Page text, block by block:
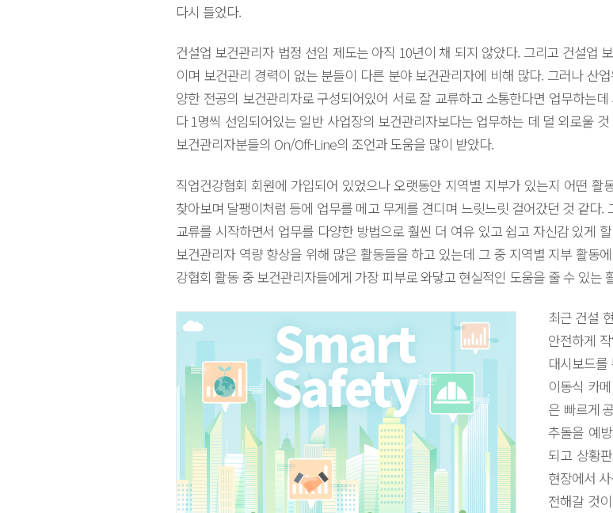
다시 들었다.
건설업 보건관리자 법정 선임 제도는 아직 10년이 채 되지 않았다. 그리고 건설업
이며 보건관리 경력이 없는 분들이 다른 분야 보건관리자에 비해 많다. 그러나 산
양한 전공의 보건관리자로 구성되어있어 서로 잘 교류하고 소통한다면 업무하는
다 1명씩 선임되어있는 일반 사업장의 보건관리자보다는 업무하는 데 덜 외로울
보건관리자분들의 On/Off-Line의 조언과 도움을 많이 받았다.
직업건강협회 회원에 가입되어 있었으나 오랫동안 지역별 지부가 있는지 어떤
찾아보며 달팽이처럼 등에 업무를 메고 무게를 견디며 느릿느릿 걸어갔던 것 같다
교류를 시작하면서 업무를 다양한 방법으로 훨씬 더 여유 있고 쉽고 자신감 있게
보건관리자 역량 향상을 위해 많은 활동들을 하고 있는데 그 중 지역별 지부 활동
강협회 활동 중 보건관리자들에게 가장 피부로 와닿고 현실적인 도움을 줄 수 있는
최근 건설
안전하게
대시보드
이동식 카
은 빠르게
추돌을 예
되고 상황
현장에서
전해갈 것